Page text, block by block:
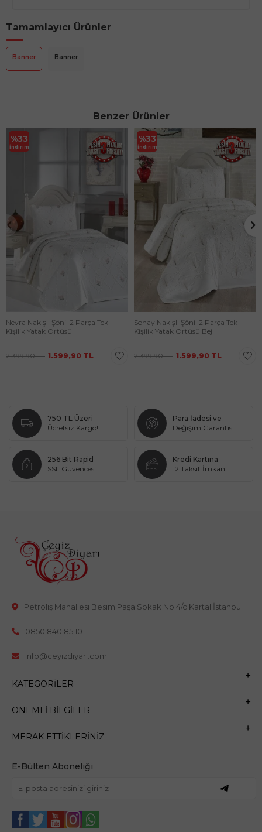
Tamamlayıcı Ürünler
Banner Banner
Benzer Ürünler
%33
İndirim
Nevra Nakışlı Şönil 2 Parça Tek
Kişilik Yatak Örtüsü
2.399,90TL 1.599,90 TL
%33
İndirim
Sonay Nakışlı Şönil 2 Parça Tek
Kişilik Yatak Örtüsü Bej
2.399,90TL 1.599,90 TL
750 TL Üzeri
Ücretsiz Kargo!
Para İadesi ve
Değişim Garantisi
256 Bit Rapid
SSL Güvencesi
Kredi Kartına
12 Taksit İmkanı
Petroliş Mahallesi Besim Paşa Sokak No 4/c Kartal İstanbul
0850 840 85 10
info@ceyizdiyari.com
KATEGORILER
ÖNEMLI BILGILER
MERAK ETTIKLERINIZ
E-Bülten Aboneliği